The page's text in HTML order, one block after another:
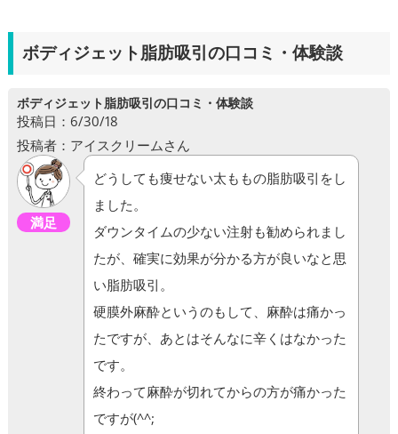
ボディジェット脂肪吸引の口コミ・体験談
ボディジェット脂肪吸引の口コミ・体験談
投稿日：6/30/18
投稿者：アイスクリームさん
満足
どうしても痩せない太ももの脂肪吸引をし
ました。
ダウンタイムの少ない注射も勧められまし
たが、確実に効果が分かる方が良いなと思
い脂肪吸引。
硬膜外麻酔というのもして、麻酔は痛かっ
たですが、あとはそんなに辛くはなかった
です。
終わって麻酔が切れてからの方が痛かった
ですが(^^;